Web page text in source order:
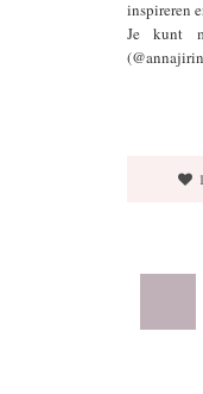
inspireren
Je kunt